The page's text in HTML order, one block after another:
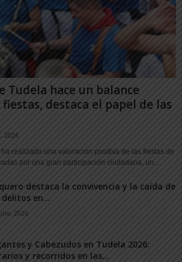
Tudela hace un balance
destaca el papel de las
2026
realizado una valoración positiva de las fiestas de
por una gran participación ciudadana, un...
destaca la convivencia y la caída de
delitos en...
2026
y Cabezudos en Tudela 2026:
y recorridos en las...